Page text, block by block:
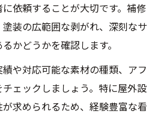
依頼することが大切です。補修
装の広範囲な剥がれ、深刻なサ
かどうかを確認します。
や対応可能な素材の種類、アフ
ェックしましょう。特に屋外設
求められるため、経験豊富な看